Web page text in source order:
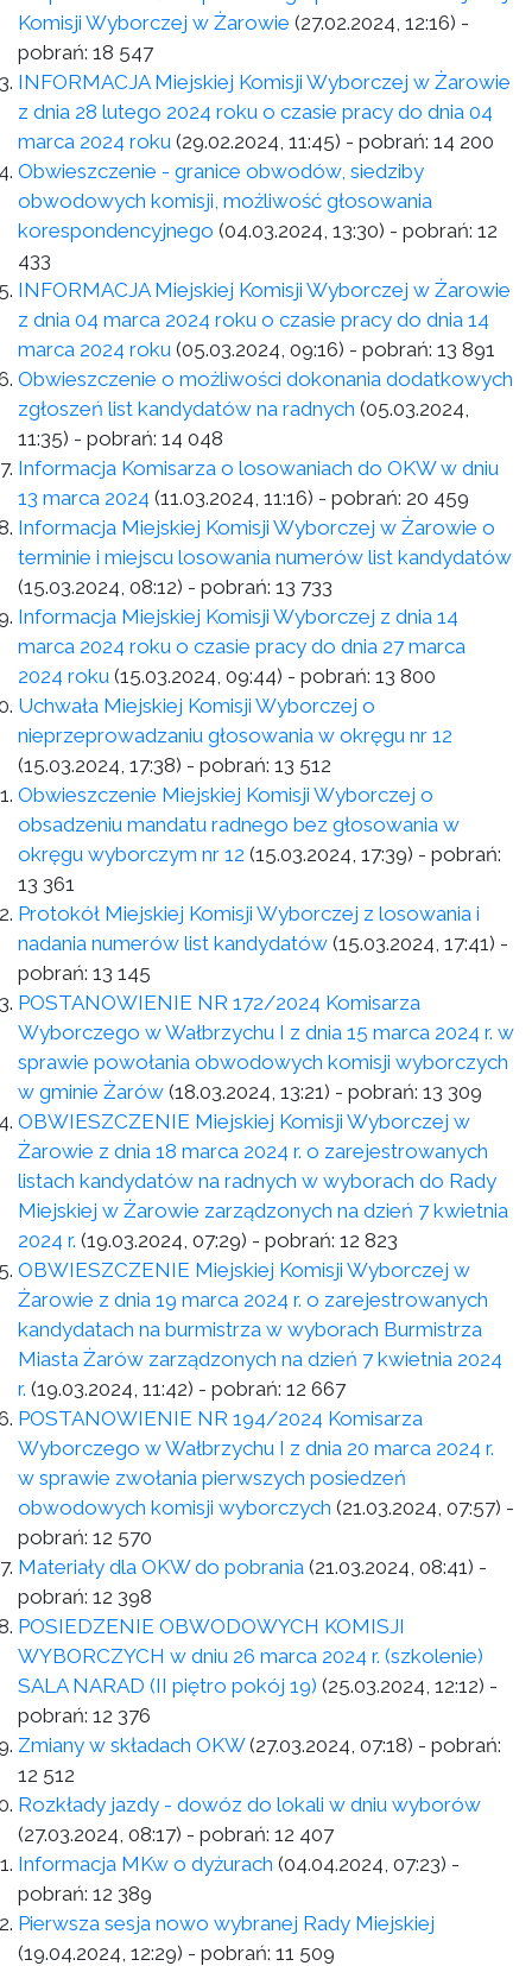
Komisji Wyborczej w Żarowie (27.02.2024, 12:16) -
pobrań: 18 547
INFORMACJA Miejskiej Komisji Wyborczej w Żarowie
z dnia 28 lutego 2024 roku o czasie pracy do dnia 04
marca 2024 roku (29.02.2024, 11:45) - pobrań: 14 200
Obwieszczenie - granice obwodów, siedziby
obwodowych komisji, możliwość głosowania
korespondencyjnego (04.03.2024, 13:30) - pobrań: 12
433
INFORMACJA Miejskiej Komisji Wyborczej w Żarowie
z dnia 04 marca 2024 roku o czasie pracy do dnia 14
marca 2024 roku (05.03.2024, 09:16) - pobrań: 13 891
Obwieszczenie o możliwości dokonania dodatkowych
zgłoszeń list kandydatów na radnych (05.03.2024,
11:35) - pobrań: 14 048
Informacja Komisarza o losowaniach do OKW w dniu
13 marca 2024 (11.03.2024, 11:16) - pobrań: 20 459
Informacja Miejskiej Komisji Wyborczej w Żarowie o
terminie i miejscu losowania numerów list kandydatów
(15.03.2024, 08:12) - pobrań: 13 733
Informacja Miejskiej Komisji Wyborczej z dnia 14
marca 2024 roku o czasie pracy do dnia 27 marca
2024 roku (15.03.2024, 09:44) - pobrań: 13 800
Uchwała Miejskiej Komisji Wyborczej o
nieprzeprowadzaniu głosowania w okręgu nr 12
(15.03.2024, 17:38) - pobrań: 13 512
Obwieszczenie Miejskiej Komisji Wyborczej o
obsadzeniu mandatu radnego bez głosowania w
okręgu wyborczym nr 12 (15.03.2024, 17:39) - pobrań:
13 361
Protokół Miejskiej Komisji Wyborczej z losowania i
nadania numerów list kandydatów (15.03.2024, 17:41) -
pobrań: 13 145
POSTANOWIENIE NR 172/2024 Komisarza
Wyborczego w Wałbrzychu I z dnia 15 marca 2024 r. w
sprawie powołania obwodowych komisji wyborczych
w gminie Żarów (18.03.2024, 13:21) - pobrań: 13 309
OBWIESZCZENIE Miejskiej Komisji Wyborczej w
Żarowie z dnia 18 marca 2024 r. o zarejestrowanych
listach kandydatów na radnych w wyborach do Rady
Miejskiej w Żarowie zarządzonych na dzień 7 kwietnia
2024 r. (19.03.2024, 07:29) - pobrań: 12 823
OBWIESZCZENIE Miejskiej Komisji Wyborczej w
Żarowie z dnia 19 marca 2024 r. o zarejestrowanych
kandydatach na burmistrza w wyborach Burmistrza
Miasta Żarów zarządzonych na dzień 7 kwietnia 2024
r. (19.03.2024, 11:42) - pobrań: 12 667
POSTANOWIENIE NR 194/2024 Komisarza
Wyborczego w Wałbrzychu I z dnia 20 marca 2024 r.
w sprawie zwołania pierwszych posiedzeń
obwodowych komisji wyborczych (21.03.2024, 07:57) -
pobrań: 12 570
Materiały dla OKW do pobrania (21.03.2024, 08:41) -
pobrań: 12 398
POSIEDZENIE OBWODOWYCH KOMISJI
WYBORCZYCH w dniu 26 marca 2024 r. (szkolenie)
SALA NARAD (II piętro pokój 19) (25.03.2024, 12:12) -
pobrań: 12 376
Zmiany w składach OKW (27.03.2024, 07:18) - pobrań:
12 512
Rozkłady jazdy - dowóz do lokali w dniu wyborów
(27.03.2024, 08:17) - pobrań: 12 407
Informacja MKw o dyżurach (04.04.2024, 07:23) -
pobrań: 12 389
Pierwsza sesja nowo wybranej Rady Miejskiej
(19.04.2024, 12:29) - pobrań: 11 509